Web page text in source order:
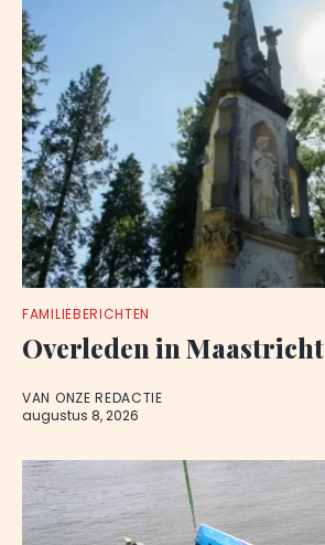
FAMILIEBERICHTEN
Overleden in Maastricht
VAN ONZE REDACTIE
augustus 8, 2026